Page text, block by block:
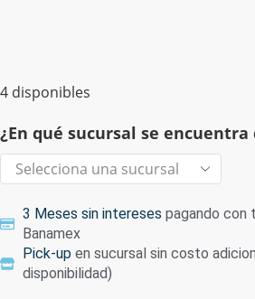
4 disponibles
¿En qué sucursal se encuentra
3 Meses sin intereses pagando con
Banamex
Pick-up en sucursal sin costo
disponibilidad)